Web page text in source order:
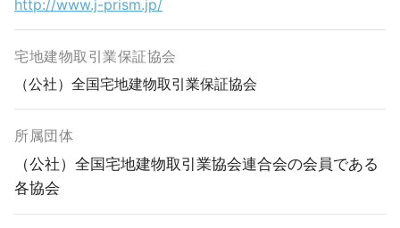
http://www.j-prism.jp/
宅地建物取引業保証協会
（公社）全国宅地建物取引業保証協会
所属団体
（公社）全国宅地建物取引業協会連合会の会員である
各協会